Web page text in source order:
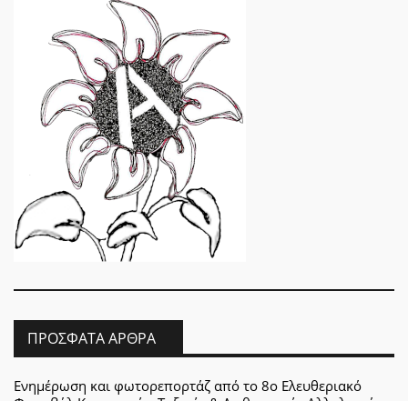
ΠΡΌΣΦΑΤΑ ΆΡΘΡΑ
Ενημέρωση και φωτορεπορτάζ από το 8ο Ελευθεριακό